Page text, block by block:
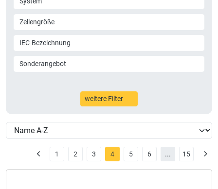
Zellengröße
IEC-Bezeichnung
Sonderangebot
weitere Filter
1 2 3 4 5 6 ... 15